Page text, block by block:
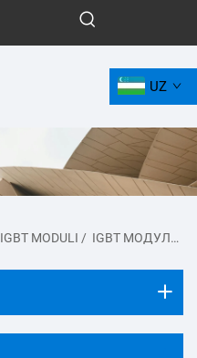
UZ
IGBT MODULI / IGBT МОДУЛЬ 4500V